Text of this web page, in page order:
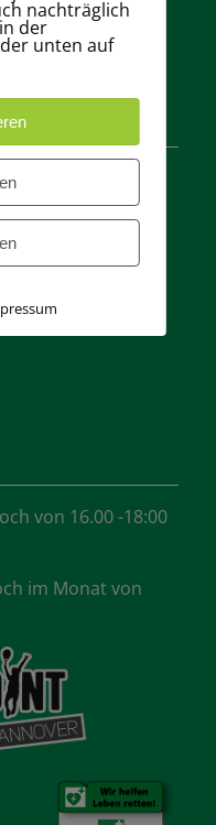
von 16.00 -18:00
im Monat von
nachträglich
der
unten auf